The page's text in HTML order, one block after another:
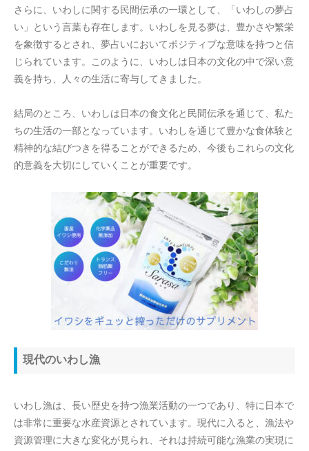
さらに、いわしに関する民間伝承の一環として、「いわしの夢占
い」という言葉も存在します。いわしを見る夢は、豊かさや繁栄
を象徴するとされ、夢占いにおいてポジティブな意味を持つと信
じられています。このように、いわしは日本の文化の中で深い意
義を持ち、人々の生活に寄与してきました。
結局のところ、いわしは日本の食文化と民間伝承を通じて、私た
ちの生活の一部となっています。いわしを通じて豊かな食体験と
精神的な結びつきを得ることができるため、今後もこれらの文化
的意義を大切にしていくことが重要です。
現代のいわし漁
いわし漁は、長い歴史を持つ漁業活動の一つであり、特に日本で
は非常に重要な水産資源とされています。現代に入ると、漁法や
資源管理に大きな変化が見られ、それは持続可能な漁業の実現に